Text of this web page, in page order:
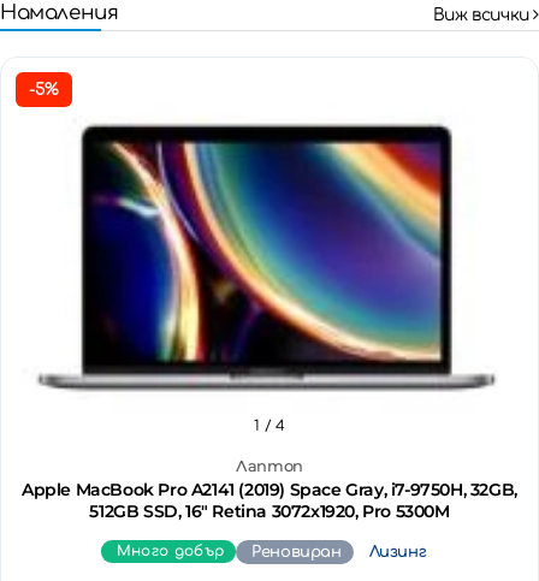
Намаления Виж всички
-5%
Лаптоп
Apple MacBook Pro A2141 (2019) Space Gray, i7-9750H, 32GB,
512GB SSD, 16" Retina 3072x1920, Pro 5300M
1 / 4
Много добър Реновиран Лизинг